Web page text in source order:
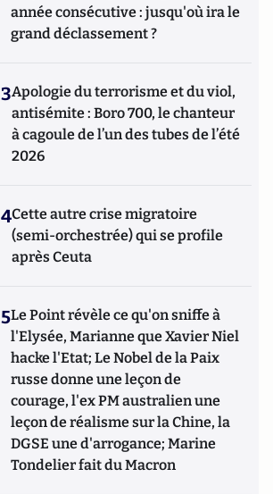
année consécutive : jusqu'où ira le
grand déclassement ?
3Apologie du terrorisme et du viol,
antisémite : Boro 700, le chanteur
à cagoule de l’un des tubes de l’été
2026
4Cette autre crise migratoire
(semi-orchestrée) qui se profile
après Ceuta
5Le Point révèle ce qu'on sniffe à
l'Elysée, Marianne que Xavier Niel
hacke l'Etat; Le Nobel de la Paix
russe donne une leçon de
courage, l'ex PM australien une
leçon de réalisme sur la Chine, la
DGSE une d'arrogance; Marine
Tondelier fait du Macron